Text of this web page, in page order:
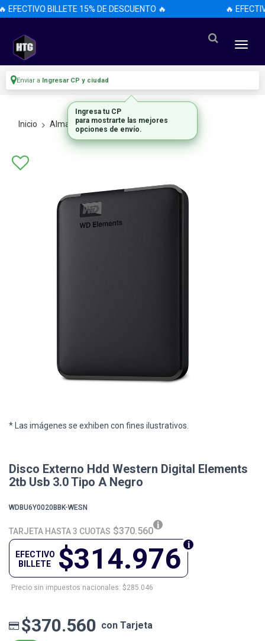
EFECTIVO BILLETE 15% DE DESCUENTO 🔥 🔥
Enviar a Ingresar CP y ciudad
Inicio Almacenamiento Discos Externos
* Las imágenes se exhiben con fines ilustrativos.
Disco Externo Hdd Western Digital Elements
2tb Usb 3.0 Tipo A Negro
WDBU6Y0020BBK-WESN
TARJETA HASTA 3 CUOTAS $370.560
$314.976
EFECTIVO
BILLETE
Precio sin impuestos nacionales: $285.046
$370.560 con Tarjeta
Ingresa tu CP
para mostrarte las mejores
opciones de envío.